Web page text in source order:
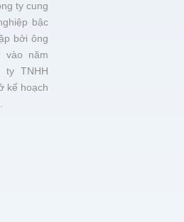
ty cung
bậc
bởi ông
vào năm
ty TNHH
kế hoạch